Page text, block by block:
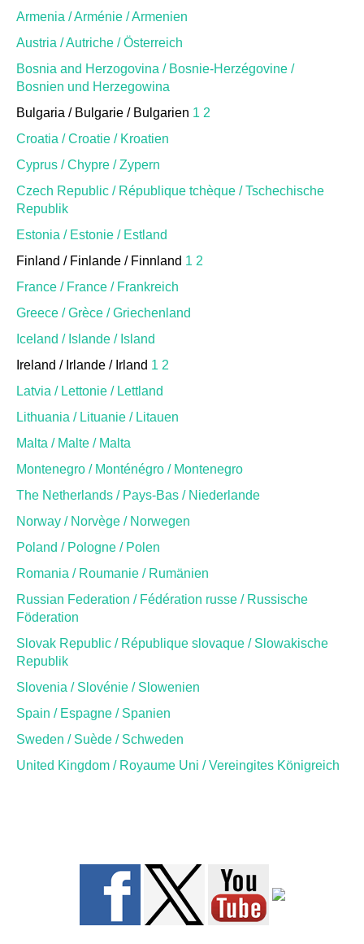
Armenia / Arménie / Armenien
Austria / Autriche / Österreich
Bosnia and Herzogovina / Bosnie-Herzégovine /
Bosnien und Herzegowina
Bulgaria / Bulgarie / Bulgarien 1 2
Croatia / Croatie / Kroatien
Cyprus / Chypre / Zypern
Czech Republic / République tchèque / Tschechische
Republik
Estonia / Estonie / Estland
Finland / Finlande / Finnland 1 2
France / France / Frankreich
Greece / Grèce / Griechenland
Iceland / Islande / Island
Ireland / Irlande / Irland 1 2
Latvia / Lettonie / Lettland
Lithuania / Lituanie / Litauen
Malta / Malte / Malta
Montenegro / Monténégro / Montenegro
The Netherlands / Pays-Bas / Niederlande
Norway / Norvège / Norwegen
Poland / Pologne / Polen
Romania / Roumanie / Rumänien
Russian Federation / Fédération russe / Russische
Föderation
Slovak Republic / République slovaque / Slowakische
Republik
Slovenia / Slovénie / Slowenien
Spain / Espagne / Spanien
Sweden / Suède / Schweden
United Kingdom / Royaume Uni / Vereingites Königreich